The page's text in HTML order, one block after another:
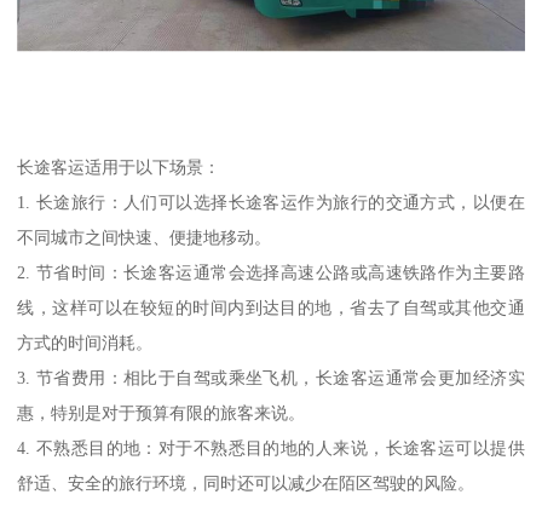
长途客运适用于以下场景：
1. 长途旅行：人们可以选择长途客运作为旅行的交通方式，以便在
不同城市之间快速、便捷地移动。
2. 节省时间：长途客运通常会选择高速公路或高速铁路作为主要路
线，这样可以在较短的时间内到达目的地，省去了自驾或其他交通
方式的时间消耗。
3. 节省费用：相比于自驾或乘坐飞机，长途客运通常会更加经济实
惠，特别是对于预算有限的旅客来说。
4. 不熟悉目的地：对于不熟悉目的地的人来说，长途客运可以提供
舒适、安全的旅行环境，同时还可以减少在陌区驾驶的风险。